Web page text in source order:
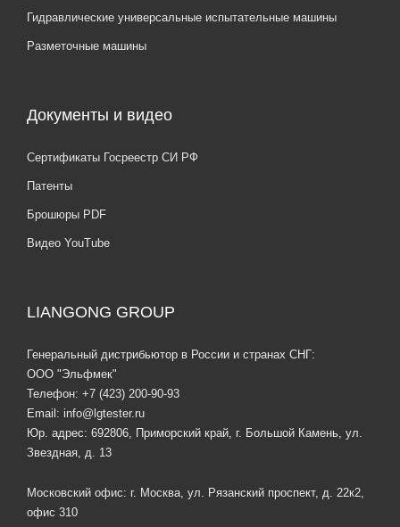
Гидравлические универсальные испытательные машины
Разметочные машины
Документы и видео
Сертификаты Госреестр СИ РФ
Патенты
Брошюры PDF
Видео YouTube
LIANGONG GROUP
Генеральный дистрибьютор в России и странах СНГ:
ООО "Эльфмек"
Телефон: +7 (423) 200-90-93
Email: info@lgtester.ru
Юр. адрес: 692806, Приморский край, г. Большой Камень, ул.
Звездная, д. 13
Московский офис: г. Москва, ул. Рязанский проспект, д. 22к2,
офис 310